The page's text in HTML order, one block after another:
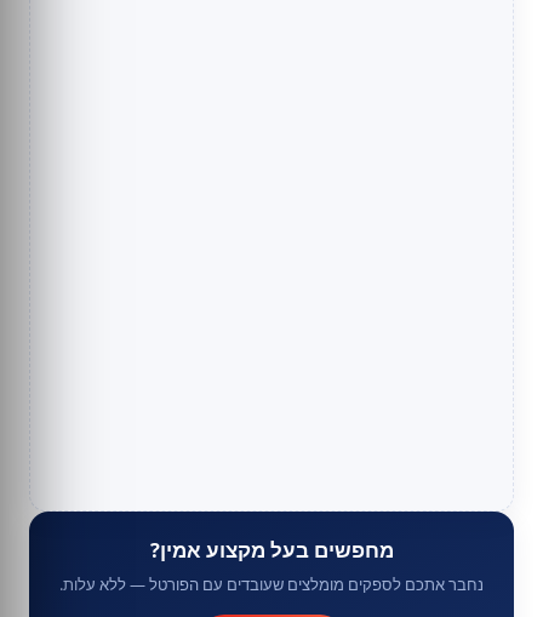
מחפשים בעל מקצוע אמין?
נחבר אתכם לספקים מומלצים שעובדים עם הפורטל — ללא עלות.